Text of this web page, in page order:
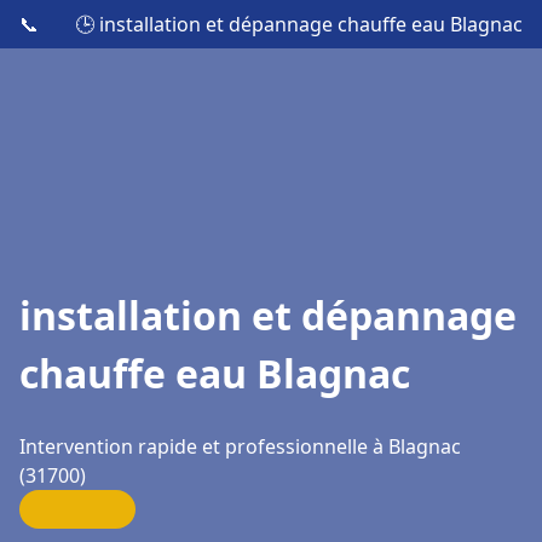
📞 🕒 installation et dépannage chauffe eau Blagnac
installation et dépannage
chauffe eau Blagnac
Intervention rapide et professionnelle à Blagnac
(31700)